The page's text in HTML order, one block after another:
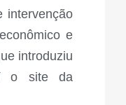
intervenção
e
introduziu
o site da